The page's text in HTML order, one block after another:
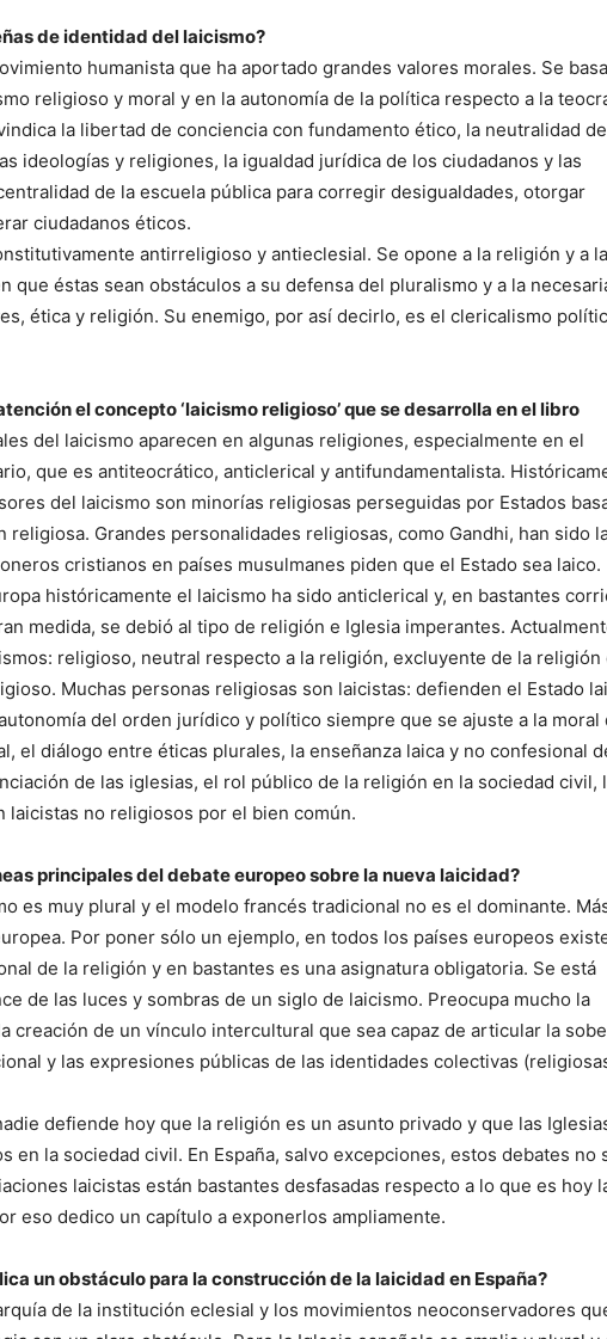
de identidad del laicismo?
humanista que ha aportado grandes valores morales. Se
religioso y moral y en la autonomía de la política respecto a la
la libertad de conciencia con fundamento ético, la neutralidad
ideologías y religiones, la igualdad jurídica de los ciudadanos y las
de la escuela pública para corregir desigualdades, otorgar
ciudadanos éticos.
antirreligioso y antieclesial. Se opone a la religión y a
que éstas sean obstáculos a su defensa del pluralismo y a la
ética y religión. Su enemigo, por así decirlo, es el clericalismo
el concepto ‘laicismo religioso’ que se desarrolla en el libro
del laicismo aparecen en algunas religiones, especialmente en el
que es antiteocrático, anticlerical y antifundamentalista.
del laicismo son minorías religiosas perseguidas por Estados
religiosa. Grandes personalidades religiosas, como Gandhi, han sido
cristianos en países musulmanes piden que el Estado sea laico.
históricamente el laicismo ha sido anticlerical y, en bastantes
medida, se debió al tipo de religión e Iglesia imperantes.
religioso, neutral respecto a la religión, excluyente de la religión
Muchas personas religiosas son laicistas: defienden el Estado
del orden jurídico y político siempre que se ajuste a la moral
el diálogo entre éticas plurales, la enseñanza laica y no confesional
de las iglesias, el rol público de la religión en la sociedad civil,
laicistas no religiosos por el bien común.
principales del debate europeo sobre la nueva laicidad?
es muy plural y el modelo francés tradicional no es el dominante.
Por poner sólo un ejemplo, en todos los países europeos
de la religión y en bastantes es una asignatura obligatoria. Se está
de las luces y sombras de un siglo de laicismo. Preocupa mucho la
creación de un vínculo intercultural que sea capaz de articular la
y las expresiones públicas de las identidades colectivas
defiende hoy que la religión es un asunto privado y que las
en la sociedad civil. En España, salvo excepciones, estos debates no
laicistas están bastantes desfasadas respecto a lo que es hoy
eso dedico un capítulo a exponerlos ampliamente.
un obstáculo para la construcción de la laicidad en España?
de la institución eclesial y los movimientos neoconservadores